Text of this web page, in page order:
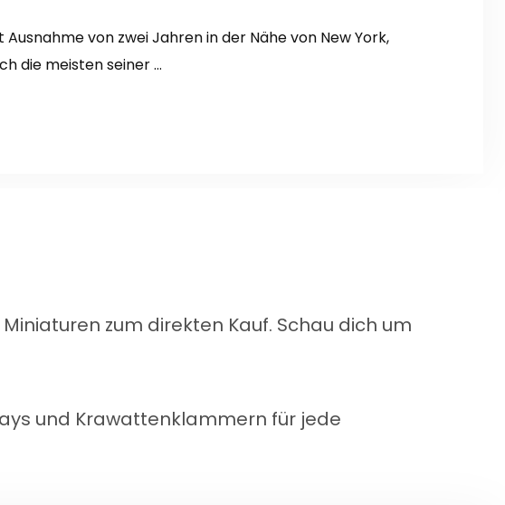
von zwei Jahren in der Nähe von New York,
die meisten seiner …
zum direkten Kauf. Schau dich um
und Krawattenklammern für jede